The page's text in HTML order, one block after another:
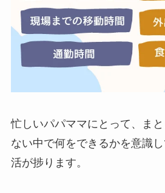
忙しいパパママにとって、ま
ない中で何をできるかを意識
活が捗ります。